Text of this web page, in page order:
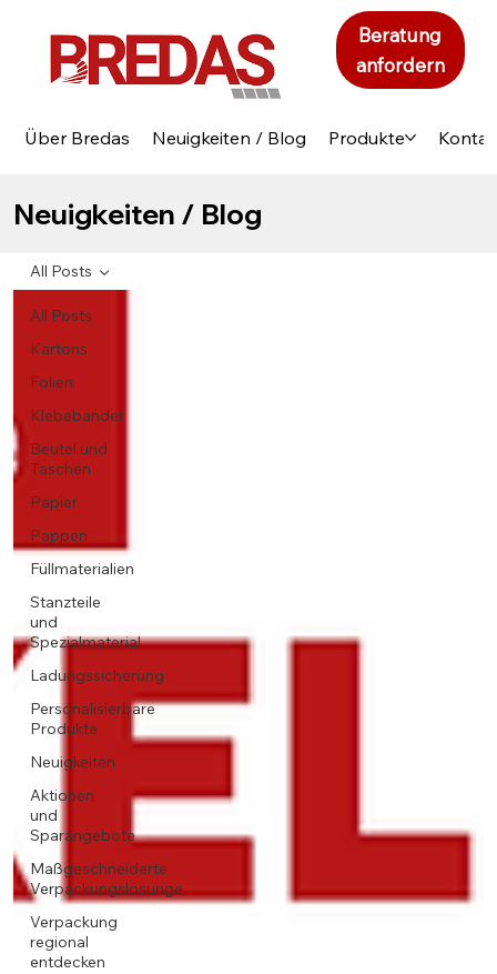
Über Bredas Neuigkeiten / Blog Produkte
Beratung
anfordern
Neuigkeiten / Blog
All Posts
Kartons
Folien
Klebebänder
Beutel und
Taschen
Papier
Pappen
Füllmaterialien
Stanzteile
und
Spezialmaterial
Ladungssicherung
Personalisierbare
Produkte
Neuigkeiten
Aktionen
und
Sparangebote
Maßgeschneiderte
Verpackungslösunge
Verpackung
regional
entdecken
All Posts